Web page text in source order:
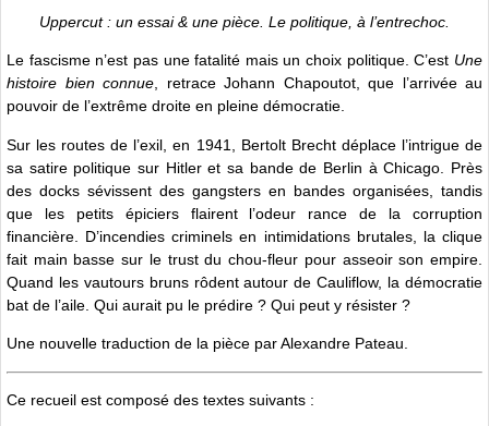
Uppercut : un essai & une pièce. Le politique, à l’entrechoc.
Le fascisme n’est pas une fatalité mais un choix politique. C’est Une
histoire bien connue, retrace Johann Chapoutot, que l’arrivée au
pouvoir de l’extrême droite en pleine démocratie.
Sur les routes de l’exil, en 1941, Bertolt Brecht déplace l’intrigue de
sa satire politique sur Hitler et sa bande de Berlin à Chicago. Près
des docks sévissent des gangsters en bandes organisées, tandis
que les petits épiciers flairent l’odeur rance de la corruption
financière. D’incendies criminels en intimidations brutales, la clique
fait main basse sur le trust du chou-fleur pour asseoir son empire.
Quand les vautours bruns rôdent autour de Cauliflow, la démocratie
bat de l’aile. Qui aurait pu le ­prédire ? Qui peut y résister ?
Une nouvelle traduction de la pièce par Alexandre Pateau.
Ce recueil est composé des textes suivants :